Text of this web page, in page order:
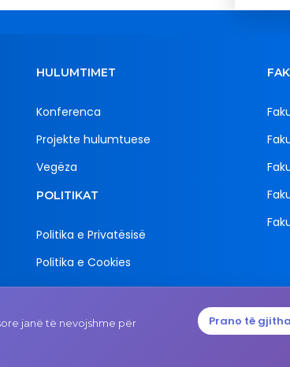
janë të nevojshme për
Prano të gjitha
HULUMTIMET
Konferenca
Projekte hulumtuese
Vegëza
POLITIKAT
Politika e Privatësisë
Politika e Cookies
Rektorati - Rr. "Ismail Qemali",